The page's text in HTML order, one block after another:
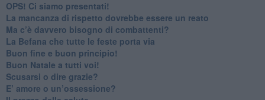
​OPS! Ci siamo presentati!
​La mancanza di rispetto dovrebbe essere un reato
​Ma c’è davvero bisogno di combattenti?
​La Befana che tutte le feste porta via
Buon fine e buon principio!
​Buon Natale a tutti voi!
​Scusarsi o dire grazie?
​E’ amore o un’ossessione?